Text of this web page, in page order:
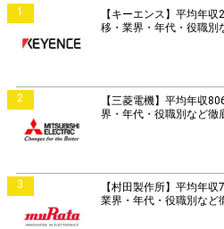
1
【キーエンス】平均年
移・業界・年代・役職別
2
【三菱電機】平均年収
界・年代・役職別など徹
3
【村田製作所】平均年収
業界・年代・役職別など